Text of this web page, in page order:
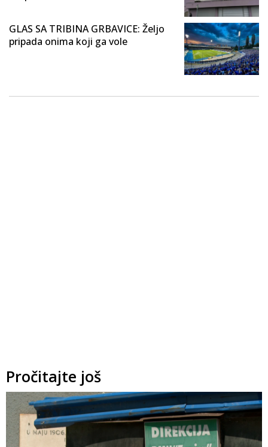
GLAS SA TRIBINA GRBAVICE: Željo
pripada onima koji ga vole
Pročitajte još